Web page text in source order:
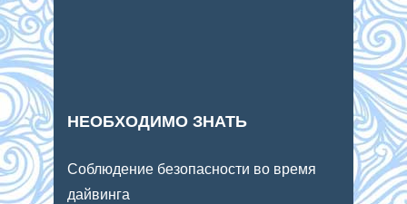
НЕОБХОДИМО ЗНАТЬ
Соблюдение безопасности во время
дайвинга